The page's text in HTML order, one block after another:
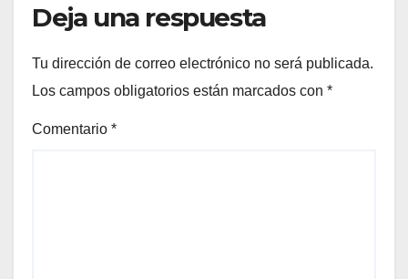
Deja una respuesta
Tu dirección de correo electrónico no será publicada.
Los campos obligatorios están marcados con *
Comentario *